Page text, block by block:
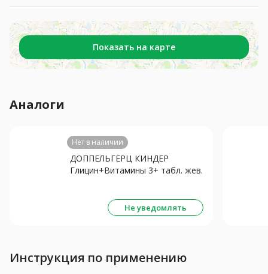
Показать на карте
Аналоги
Нет в наличии
ДОППЕЛЬГЕРЦ КИНДЕР
Глицин+Витамины 3+ табл. жев.
Не уведомлять
Инструкция по применению